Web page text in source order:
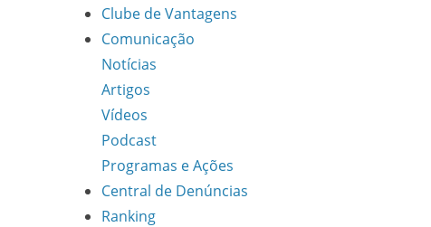
Clube de Vantagens
Comunicação
Notícias
Artigos
Vídeos
Podcast
Programas e Ações
Central de Denúncias
Ranking